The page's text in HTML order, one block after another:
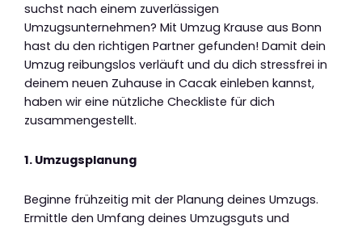
suchst nach einem zuverlässigen
Umzugsunternehmen? Mit Umzug Krause aus Bonn
hast du den richtigen Partner gefunden! Damit dein
Umzug reibungslos verläuft und du dich stressfrei in
deinem neuen Zuhause in Cacak einleben kannst,
haben wir eine nützliche Checkliste für dich
zusammengestellt.
1. Umzugsplanung
Beginne frühzeitig mit der Planung deines Umzugs.
Ermittle den Umfang deines Umzugsguts und